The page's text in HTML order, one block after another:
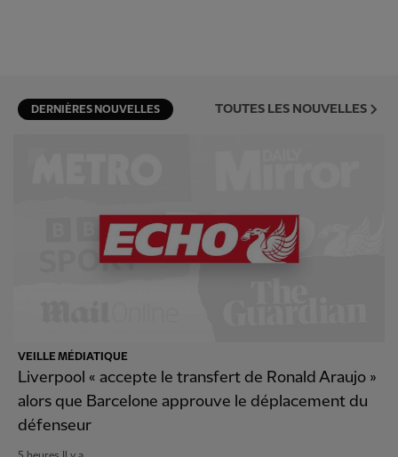
DERNIÈRES NOUVELLES TOUTES LES NOUVELLES
VEILLE MÉDIATIQUE
Liverpool « accepte le transfert de Ronald Araujo »
alors que Barcelone approuve le déplacement du
défenseur